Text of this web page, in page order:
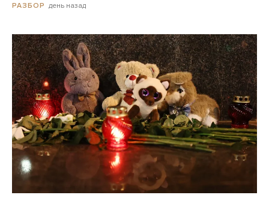
РАЗБОР день назад